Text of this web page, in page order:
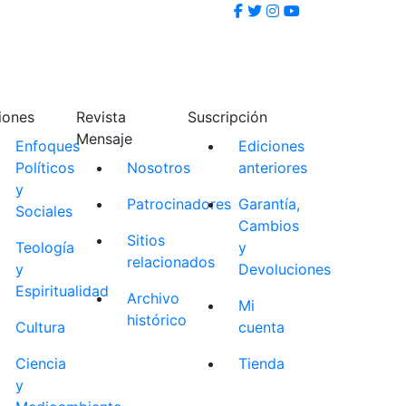
Enfoques
Políticos
y
Sociales
Teología
y
Espiritualidad
Cultura
Ciencia
y
Revista
Mensaje
Nosotros
Patrocinadores
Sitios
relacionados
Archivo
histórico
Suscripción
Ediciones
anteriores
Garantía,
Cambios
y
Devoluciones
Mi
cuenta
Tienda